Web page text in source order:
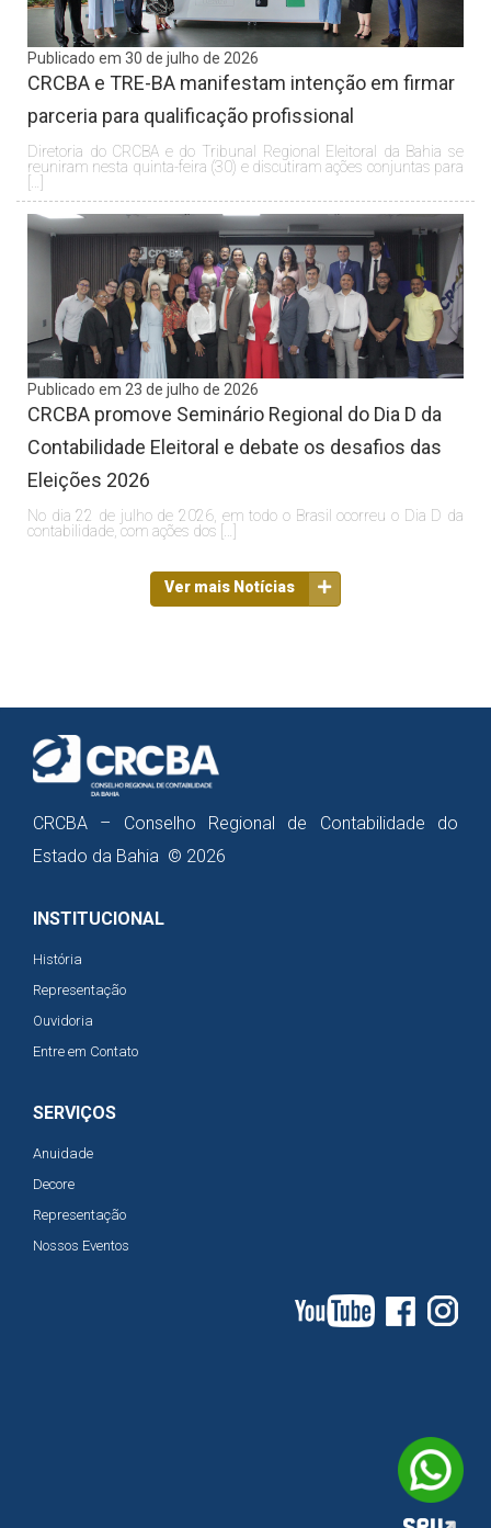
Publicado em 30 de julho de 2026
CRCBA e TRE-BA manifestam intenção em firmar
parceria para qualificação profissional
Diretoria do CRCBA e do Tribunal Regional Eleitoral da Bahia se
reuniram nesta quinta-feira (30) e discutiram ações conjuntas para
Publicado em 23 de julho de 2026
CRCBA promove Seminário Regional do Dia D da
Contabilidade Eleitoral e debate os desafios das
Eleições 2026
No dia 22 de julho de 2026, em todo o Brasil ocorreu o Dia D da
contabilidade, com ações dos […]
Ver mais Notícias
CRCBA – Conselho Regional de Contabilidade do
Estado da Bahia © 2026
INSTITUCIONAL
História
Representação
Ouvidoria
Entre em Contato
SERVIÇOS
Anuidade
Decore
Representação
Nossos Eventos